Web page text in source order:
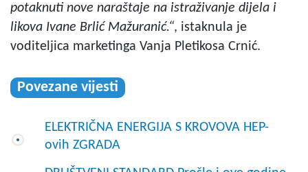
potaknuti nove naraštaje na istraživanje dijela i
likova Ivane Brlić Mažuranić.“, istaknula je
voditeljica marketinga Vanja Pletikosa Crnić.
Povezane vijesti
ELEKTRIČNA ENERGIJA S KROVOVA HEP-
ovih ZGRADA